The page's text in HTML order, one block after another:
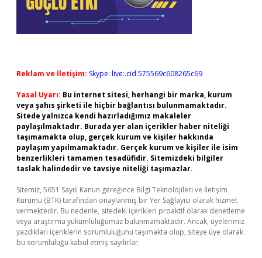
Reklam ve İletişim: Skype: live:.cid.575569c608265c69
Yasal Uyarı: Bu internet sitesi, herhangi bir marka, kurum
veya şahıs şirketi ile hiçbir bağlantısı bulunmamaktadır.
Sitede yalnızca kendi hazırladığımız makaleler
paylaşılmaktadır. Burada yer alan içerikler haber niteliği
taşımamakta olup, gerçek kurum ve kişiler hakkında
paylaşım yapılmamaktadır. Gerçek kurum ve kişiler ile isim
benzerlikleri tamamen tesadüfidir. Sitemizdeki bilgiler
taslak halindedir ve tavsiye niteliği taşımazlar.
Sitemiz, 5651 Sayılı Kanun gereğince Bilgi Teknolojileri ve İletişim
Kurumu (BTK) tarafından onaylanmış bir Yer Sağlayıcı olarak hizmet
vermektedir. Bu nedenle, sitedeki içerikleri proaktif olarak denetleme
veya araştırma yükümlülüğümüz bulunmamaktadır. Ancak, üyelerimiz
yazdıkları içeriklerin sorumluluğunu taşımakta olup, siteye üye olarak
bu sorumluluğu kabul etmiş sayılırlar.